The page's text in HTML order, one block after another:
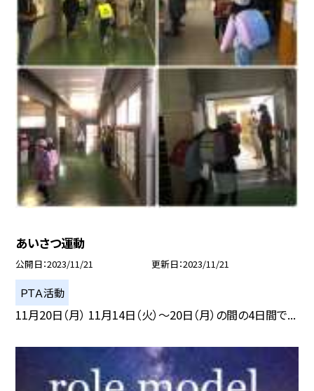
あいさつ運動
公開日 2023/11/21 更新日 2023/11/21
ＰＴＡ活動
11月20日（月） 11月14日（火）〜20日（月）の間の4日間で...